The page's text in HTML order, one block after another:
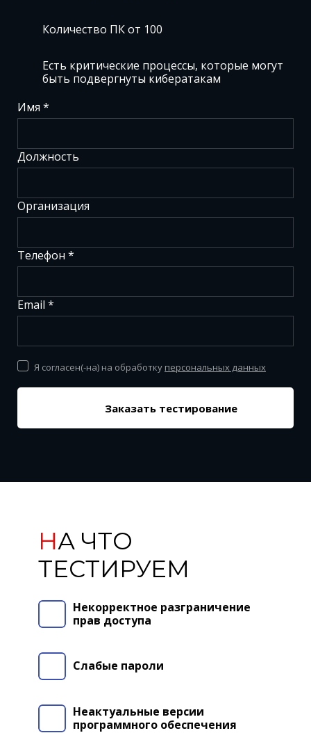
Количество ПК от 100
Есть критические процессы, которые могут
быть подвергнуты кибератакам
Имя *
Должность
Организация
Телефон *
Email *
Заказать тестирование
Я согласен(-на) на обработку персональных данных
НА ЧТО
ТЕСТИРУЕМ
Некорректное разграничение
прав доступа
Слабые пароли
Неактуальные версии
программного обеспечения